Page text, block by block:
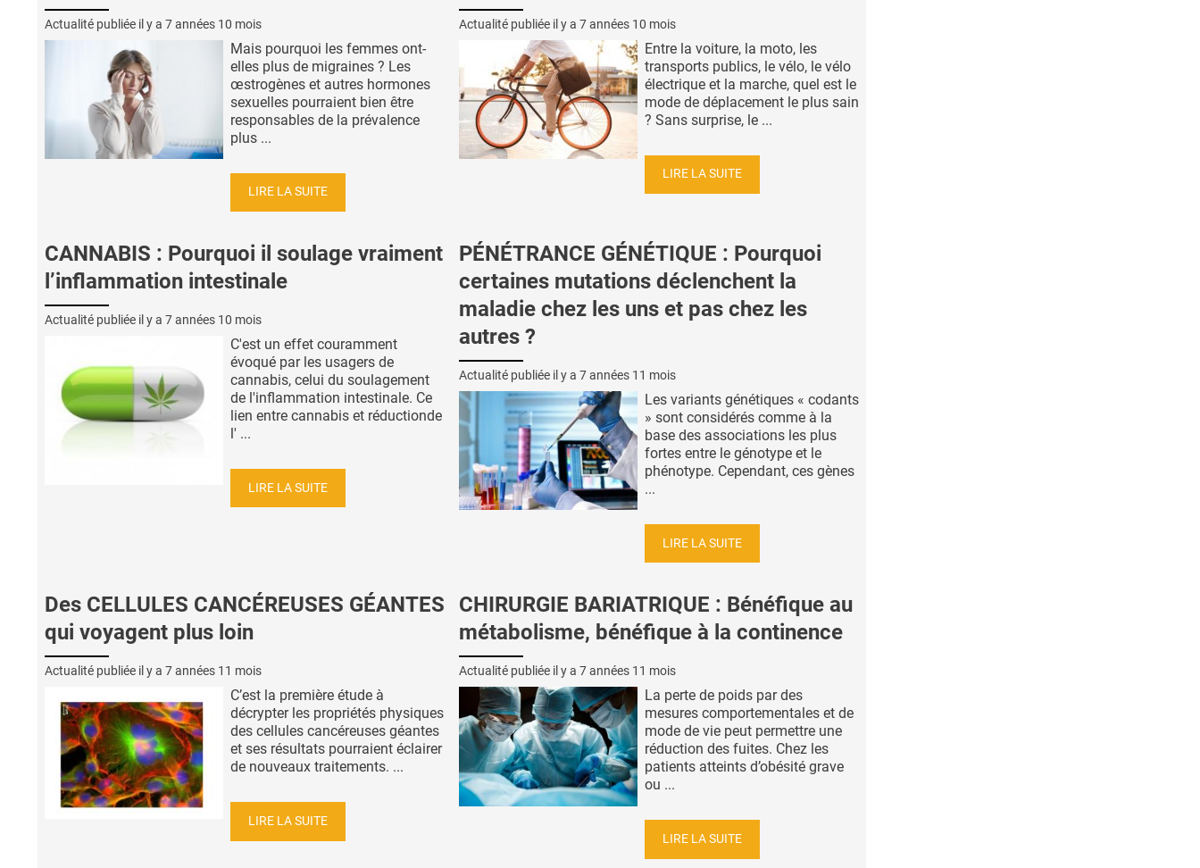
Actualité publiée il y a 7 années 10 mois
Mais pourquoi les femmes ont-
elles plus de migraines ? Les
œstrogènes et autres hormones
sexuelles pourraient bien être
responsables de la prévalence
plus ...
LIRE LA SUITE
Actualité publiée il y a 7 années 10 mois
Entre la voiture, la moto, les
transports publics, le vélo, le vélo
électrique et la marche, quel est le
mode de déplacement le plus sain
? Sans surprise, le ...
LIRE LA SUITE
CANNABIS : Pourquoi il soulage vraiment
l’inflammation intestinale
Actualité publiée il y a 7 années 10 mois
C'est un effet couramment
évoqué par les usagers de
cannabis, celui du soulagement
de l'inflammation intestinale. Ce
lien entre cannabis et réductionde
l' ...
LIRE LA SUITE
PÉNÉTRANCE GÉNÉTIQUE : Pourquoi
certaines mutations déclenchent la
maladie chez les uns et pas chez les
autres ?
Actualité publiée il y a 7 années 11 mois
Les variants génétiques « codants
» sont considérés comme à la
base des associations les plus
fortes entre le génotype et le
phénotype. Cependant, ces gènes
...
LIRE LA SUITE
Des CELLULES CANCÉREUSES GÉANTES
qui voyagent plus loin
Actualité publiée il y a 7 années 11 mois
C’est la première étude à
décrypter les propriétés physiques
des cellules cancéreuses géantes
et ses résultats pourraient éclairer
de nouveaux traitements. ...
LIRE LA SUITE
CHIRURGIE BARIATRIQUE : Bénéfique au
métabolisme, bénéfique à la continence
Actualité publiée il y a 7 années 11 mois
La perte de poids par des
mesures comportementales et de
mode de vie peut permettre une
réduction des fuites. Chez les
patients atteints d’obésité grave
ou ...
LIRE LA SUITE